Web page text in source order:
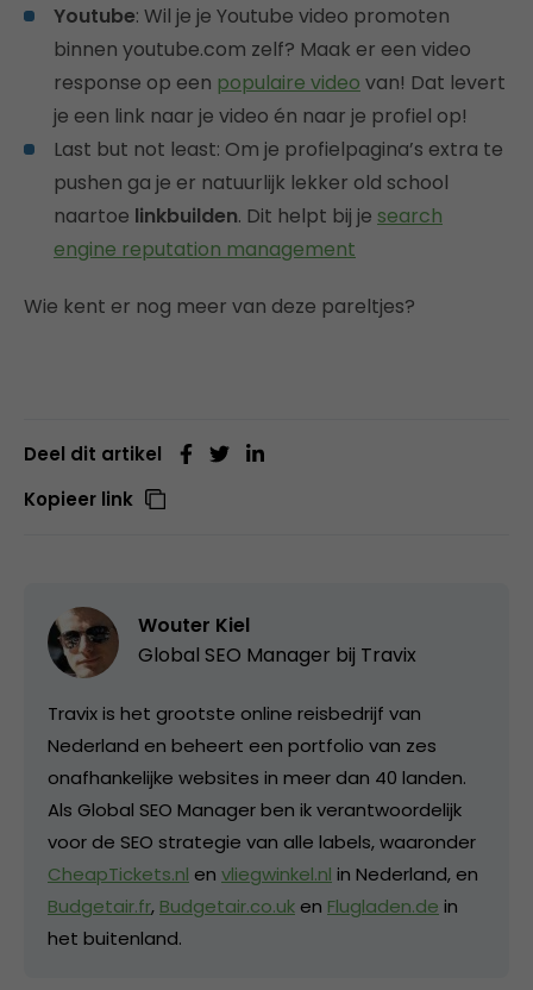
Youtube: Wil je je Youtube video promoten
binnen youtube.com zelf? Maak er een video
response op een populaire video van! Dat levert
je een link naar je video én naar je profiel op!
Last but not least: Om je profielpagina’s extra te
pushen ga je er natuurlijk lekker old school
naartoe linkbuilden. Dit helpt bij je search
engine reputation management
Wie kent er nog meer van deze pareltjes?
Deel dit artikel
Kopieer link
Wouter Kiel
Global SEO Manager bij Travix
Travix is het grootste online reisbedrijf van
Nederland en beheert een portfolio van zes
onafhankelijke websites in meer dan 40 landen.
Als Global SEO Manager ben ik verantwoordelijk
voor de SEO strategie van alle labels, waaronder
CheapTickets.nl en vliegwinkel.nl in Nederland, en
Budgetair.fr, Budgetair.co.uk en Flugladen.de in
het buitenland.